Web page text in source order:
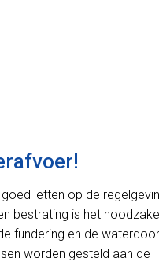
letten op de
bestrating is het
fundering en de
worden gesteld aan de